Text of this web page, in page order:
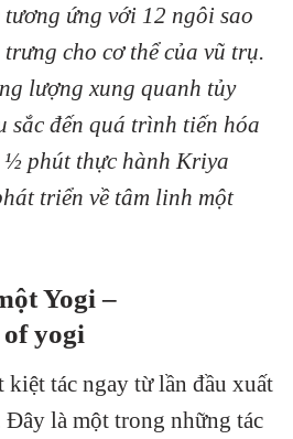
tương ứng với 12 ngôi sao
cho cơ thể của vũ trụ.
lượng xung quanh tủy
sắc đến quá trình tiến hóa
phút thực hành Kriya
triển về tâm linh một
Yogi –
yogi
tác ngay từ lần đầu xuất
Đây là một trong những tác